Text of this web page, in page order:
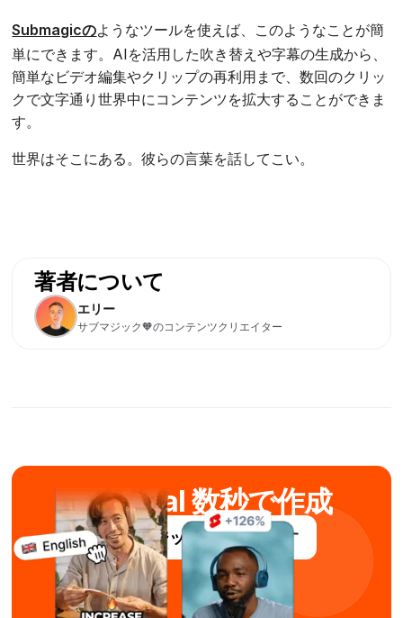
Submagicのようなツールを使えば、このようなことが簡
単にできます。AIを活用した吹き替えや字幕の生成から、
簡単なビデオ編集やクリップの再利用まで、数回のクリッ
クで文字通り世界中にコンテンツを拡大することができま
す。
世界はそこにある。彼らの言葉を話してこい。
著者について
エリー
サブマジック🧡のコンテンツクリエイター
AIでviral 数秒で作成
サブマジックを無料で試す